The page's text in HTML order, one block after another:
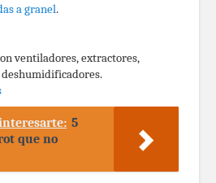
a granel.
ventiladores, extractores,
5
que no